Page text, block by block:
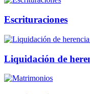
Escrituraciones
Liquidación de